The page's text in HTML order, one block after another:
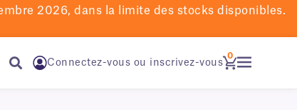
2026, dans la limite des stocks disponibles.
Connectez-vous ou inscrivez-vous
0